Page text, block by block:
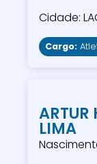
Cidade:
Cargo:
ARTUR
LIMA